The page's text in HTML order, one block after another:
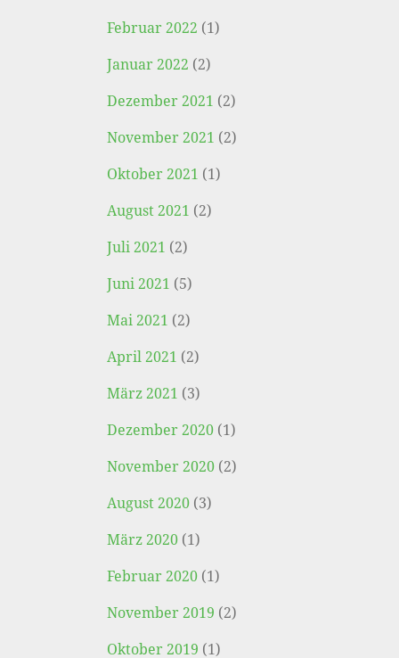
Februar 2022 (1)
Januar 2022 (2)
Dezember 2021 (2)
November 2021 (2)
Oktober 2021 (1)
August 2021 (2)
Juli 2021 (2)
Juni 2021 (5)
Mai 2021 (2)
April 2021 (2)
März 2021 (3)
Dezember 2020 (1)
November 2020 (2)
August 2020 (3)
März 2020 (1)
Februar 2020 (1)
November 2019 (2)
Oktober 2019 (1)